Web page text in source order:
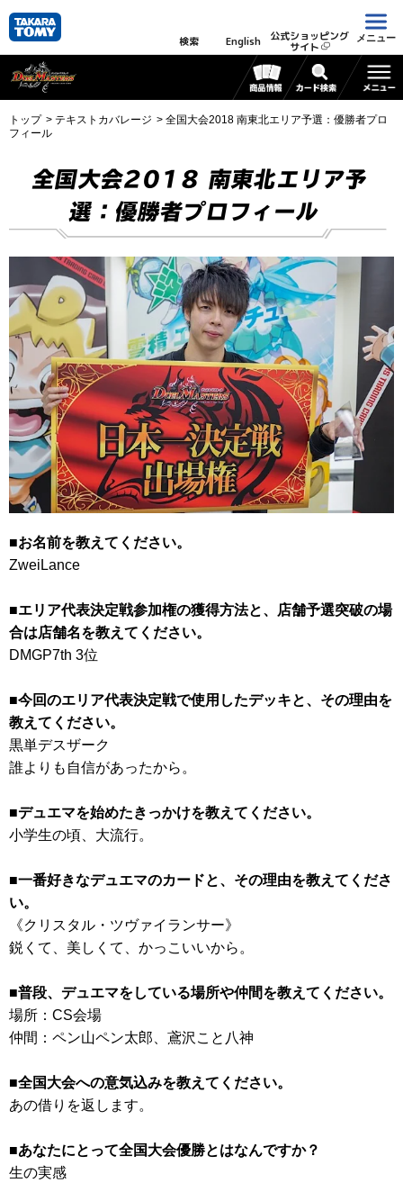
検索 English 公式ショッピング
サイト
メニュー
トップ テキストカバレージ
全国大会2018 南東北エリア予選：優勝者プロ
フィール
全国大会2018 南東北エリア予
選：優勝者プロフィール
■お名前を教えてください。
ZweiLance
■エリア代表決定戦参加権の獲得方法と、店舗予選突破の場
合は店舗名を教えてください。
DMGP7th 3位
■今回のエリア代表決定戦で使用したデッキと、その理由を
教えてください。
黒単デスザーク
誰よりも自信があったから。
■デュエマを始めたきっかけを教えてください。
小学生の頃、大流行。
■一番好きなデュエマのカードと、その理由を教えてくださ
い。
《クリスタル・ツヴァイランサー》
鋭くて、美しくて、かっこいいから。
■普段、デュエマをしている場所や仲間を教えてください。
場所：CS会場
仲間：ペン山ペン太郎、鳶沢こと八神
■全国大会への意気込みを教えてください。
あの借りを返します。
■あなたにとって全国大会優勝とはなんですか？
生の実感